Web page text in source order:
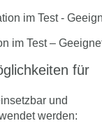
im Test –
für
und
werden: